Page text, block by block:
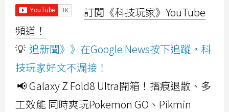
訂閱《科技玩家》YouTube
頻道！
💡 追新聞》》在Google News按下追蹤，科
技玩家好文不漏接！
📢 Galaxy Z Fold8 Ultra開箱！摺痕退散、多
工效能 同時爽玩Pokemon GO、Pikmin